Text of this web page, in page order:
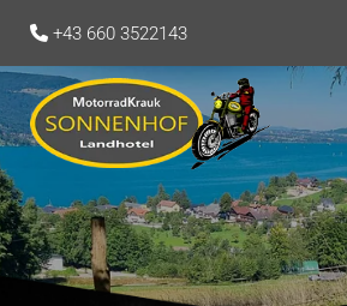
 +43 660 3522143